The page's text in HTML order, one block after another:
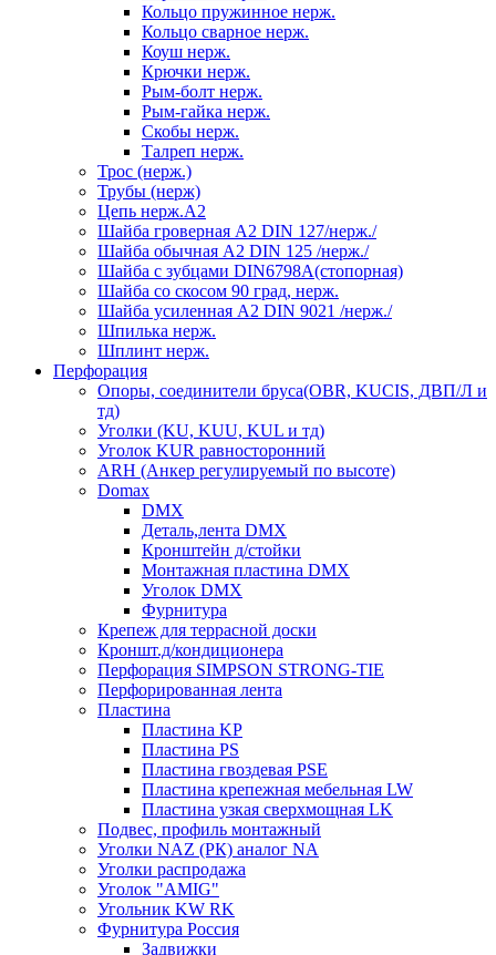
Кольцо пружинное нерж.
Кольцо сварное нерж.
Коуш нерж.
Крючки нерж.
Рым-болт нерж.
Рым-гайка нерж.
Скобы нерж.
Талреп нерж.
Трос (нерж.)
Трубы (нерж)
Цепь нерж.А2
Шайба гроверная А2 DIN 127/нерж./
Шайба обычная А2 DIN 125 /нерж./
Шайба с зубцами DIN6798А(стопорная)
Шайба со скосом 90 град, нерж.
Шайба усиленная А2 DIN 9021 /нерж./
Шпилька нерж.
Шплинт нерж.
Перфорация
Опоры, соединители бруса(OBR, KUCIS, ДВП/Л и
тд)
Уголки (KU, KUU, KUL и тд)
Уголок KUR равносторонний
ARH (Анкер регулируемый по высоте)
Domax
DMX
Деталь,лента DMX
Кронштейн д/стойки
Монтажная пластина DMX
Уголок DMX
Фурнитура
Крепеж для террасной доски
Кроншт.д/кондиционера
Перфорация SIMPSON STRONG-TIE
Перфорированная лента
Пластина
Пластина KP
Пластина PS
Пластина гвоздевая PSE
Пластина крепежная мебельная LW
Пластина узкая сверхмощная LK
Подвес, профиль монтажный
Уголки NAZ (РК) аналог NA
Уголки распродажа
Уголок "AMIG"
Угольник KW RK
Фурнитура Россия
Задвижки